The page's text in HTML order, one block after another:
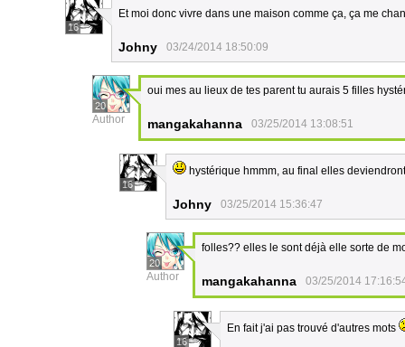
16
Et moi donc vivre dans une maison comme ça, ça me
Johny 03/24/2014 18:50:09
20
Author
oui mes au lieux de tes parent tu aurais 5 filles
mangakahanna 03/25/2014 13:08:51
16
hystérique hmmm, au final elles
Johny 03/25/2014 15:36:47
20
Author
folles?? elles le sont déjà elle sorte de
mangakahanna 03/25/2014
16
En fait j'ai pas trouvé d'autres mots